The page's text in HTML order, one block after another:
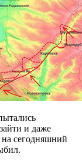
и даже
на сегодняшний